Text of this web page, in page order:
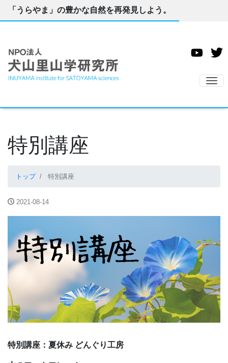
「うらやま」の豊かな自然を再発見しよう。
ナ
特別講座
トップ 特別講座
2021-08-14
特別講座：夏休み どんぐり工房